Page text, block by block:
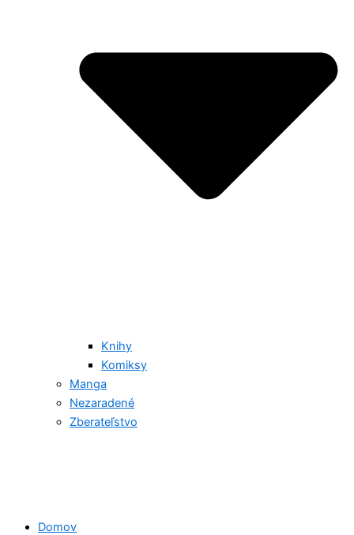
Knihy
Komiksy
Manga
Nezaradené
Zberateľstvo
Domov